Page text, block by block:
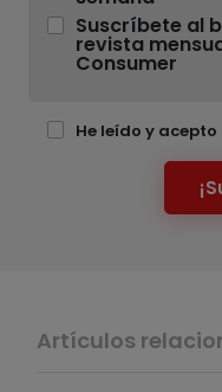
Suscríbete al
revista
Consumer
He leído y acepto
Artículos